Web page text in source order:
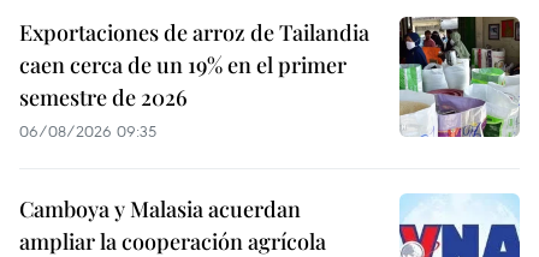
Exportaciones de arroz de Tailandia
caen cerca de un 19% en el primer
semestre de 2026
06/08/2026 09:35
Camboya y Malasia acuerdan
ampliar la cooperación agrícola